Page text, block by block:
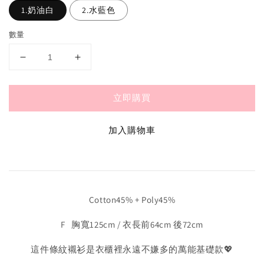
1.奶油白 2.水藍色
數量
立即購買
加入購物車
Cotton45% + Poly45%
F 胸寬125cm / 衣長前64cm 後72cm
這件條紋襯衫是衣櫃裡永遠不嫌多的萬能基礎款💖